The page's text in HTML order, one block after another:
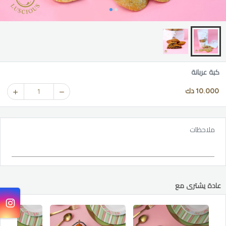
كبة عربانة
10.000 دك 1
ملاحظات
عادة يشترى مع